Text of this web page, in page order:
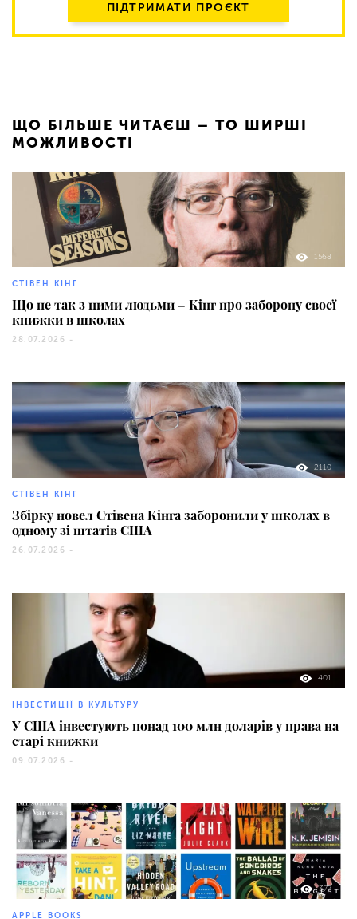
ПІДТРИМАТИ ПРОЄКТ
ЩО БІЛЬШЕ ЧИТАЄШ – ТО ШИРШІ
МОЖЛИВОСТІ
1568
СТІВЕН КІНГ
Що не так з цими людьми – Кінг про заборону своєї
книжки в школах
28.07.2026 -
2110
СТІВЕН КІНГ
Збірку новел Стівена Кінга заборонили у школах в
одному зі штатів США
26.07.2026 -
401
ІНВЕСТИЦІЇ В КУЛЬТУРУ
У США інвестують понад 100 млн доларів у права на
старі книжки
09.07.2026 -
377
APPLE BOOKS